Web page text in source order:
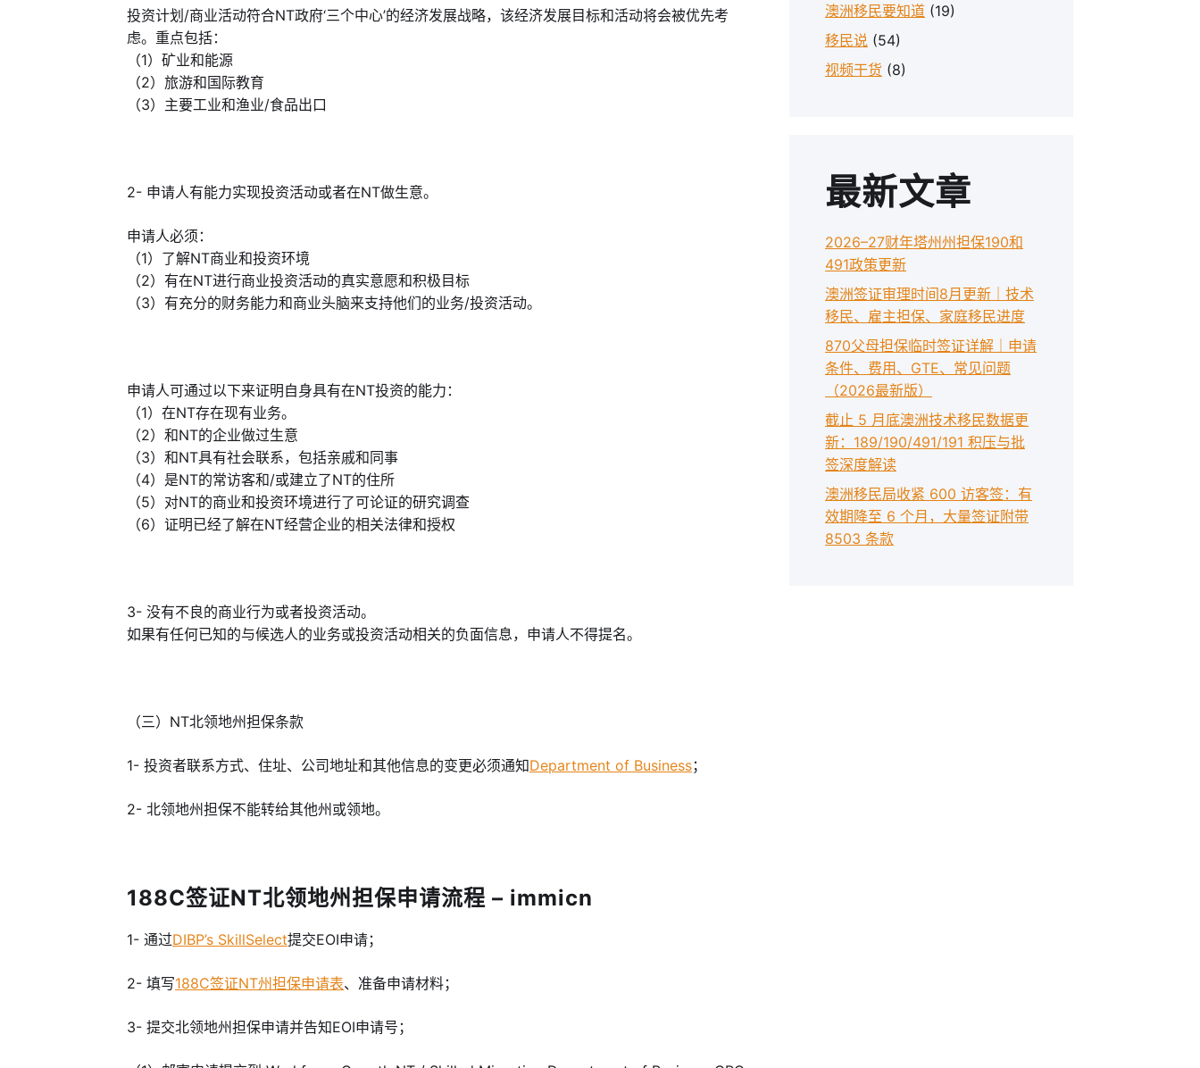
投资计划/商业活动符合NT政府‘三个中心’的经济发展战略，该经济发展目标和活动将会被优先考
虑。重点包括：
（1）矿业和能源
（2）旅游和国际教育
（3）主要工业和渔业/食品出口
2- 申请人有能力实现投资活动或者在NT做生意。
申请人必须：
（1）了解NT商业和投资环境
（2）有在NT进行商业投资活动的真实意愿和积极目标
（3）有充分的财务能力和商业头脑来支持他们的业务/投资活动。
申请人可通过以下来证明自身具有在NT投资的能力：
（1）在NT存在现有业务。
（2）和NT的企业做过生意
（3）和NT具有社会联系，包括亲戚和同事
（4）是NT的常访客和/或建立了NT的住所
（5）对NT的商业和投资环境进行了可论证的研究调查
（6）证明已经了解在NT经营企业的相关法律和授权
3- 没有不良的商业行为或者投资活动。
如果有任何已知的与候选人的业务或投资活动相关的负面信息，申请人不得提名。
（三） NT北领地州担保条款
1- 投资者联系方式、住址、公司地址和其他信息的变更必须通知Department of Business；
2- 北领地州担保不能转给其他州或领地。
188C签证NT北领地州担保申请流程 – immicn
1- 通过DIBP’s SkillSelect提交EOI申请；
2- 填写188C签证NT州担保申请表、准备申请材料；
3- 提交北领地州担保申请并告知EOI申请号；
澳洲移民要知道 (19)
移民说 (54)
视频干货 (8)
最新文章
2026–27财年塔州州担保190和
491政策更新
澳洲签证审理时间8月更新｜技术
移民、雇主担保、家庭移民进度
870父母担保临时签证详解｜申请
条件、费用、GTE、常见问题
（2026最新版）
截止 5 月底澳洲技术移民数据更
新：189/190/491/191 积压与批
签深度解读
澳洲移民局收紧 600 访客签：有
效期降至 6 个月，大量签证附带
8503 条款